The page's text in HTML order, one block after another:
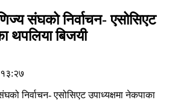
संघको निर्वाचन- एसोसिएट
थपलिया बिजयी